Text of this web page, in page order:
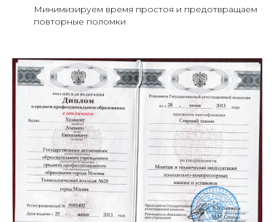
Минимизируем время простоя и предотвращаем
повторные поломки